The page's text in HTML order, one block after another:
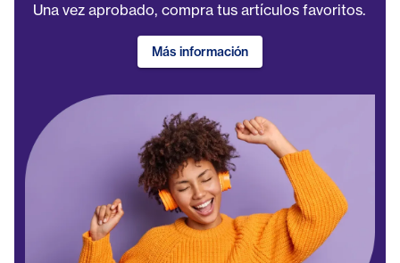
Una vez aprobado, compra tus artículos favoritos.
Más información